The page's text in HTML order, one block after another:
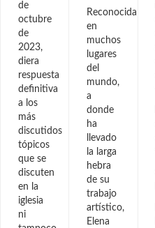
de
octubre
de
2023,
diera
respuesta
definitiva
a los
más
discutidos
tópicos
que se
discuten
en la
iglesia
ni
Reconocida
en
muchos
lugares
del
mundo,
a
donde
ha
llevado
la larga
hebra
de su
trabajo
artístico,
Elena